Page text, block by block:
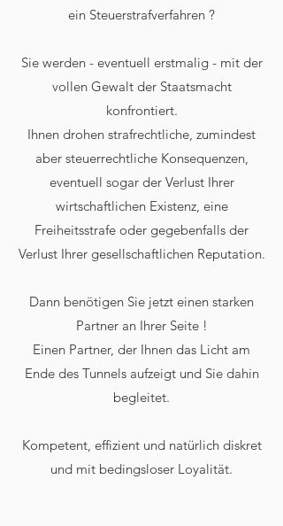
ein Steuerstrafverfahren ?
Sie werden - eventuell erstmalig - mit der
vollen Gewalt der Staatsmacht
konfrontiert.
Ihnen drohen strafrechtliche, zumindest
aber steuerrechtliche Konsequenzen,
eventuell sogar der Verlust Ihrer
wirtschaftlichen Existenz, eine
Freiheitsstrafe oder gegebenfalls der
Verlust Ihrer gesellschaftlichen Reputation.
Dann benötigen Sie jetzt einen starken
Partner an Ihrer Seite !
Einen Partner, der Ihnen das Licht am
Ende des Tunnels aufzeigt und Sie dahin
begleitet.
Kompetent, effizient und natürlich diskret
und mit bedingsloser Loyalität.